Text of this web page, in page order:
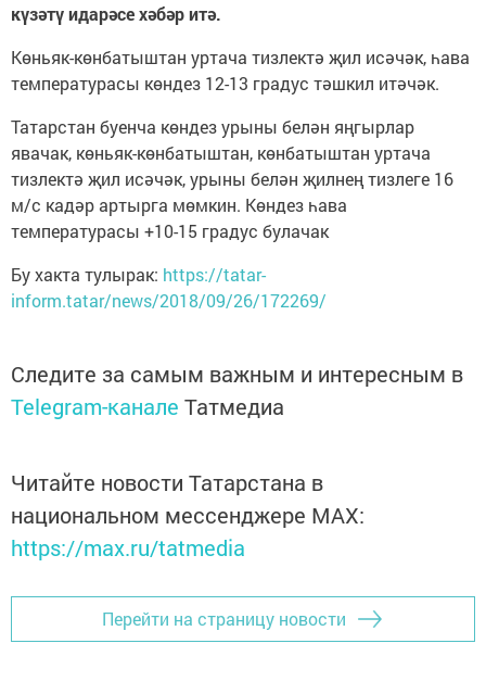
күзәтү идарәсе хәбәр итә.
Көньяк-көнбатыштан уртача тизлектә җил исәчәк, һава
температурасы көндез 12-13 градус тәшкил итәчәк.
Татарстан буенча көндез урыны белән яңгырлар
явачак, көньяк-көнбатыштан, көнбатыштан уртача
тизлектә җил исәчәк, урыны белән җилнең тизлеге 16
м/с кадәр артырга мөмкин. Көндез һава
температурасы +10-15 градус булачак
Бу хакта тулырак: https://tatar-
inform.tatar/news/2018/09/26/172269/
Следите за самым важным и интересным в
Telegram-канале Татмедиа
Читайте новости Татарстана в
национальном мессенджере MАХ:
https://max.ru/tatmedia
Перейти на страницу новости